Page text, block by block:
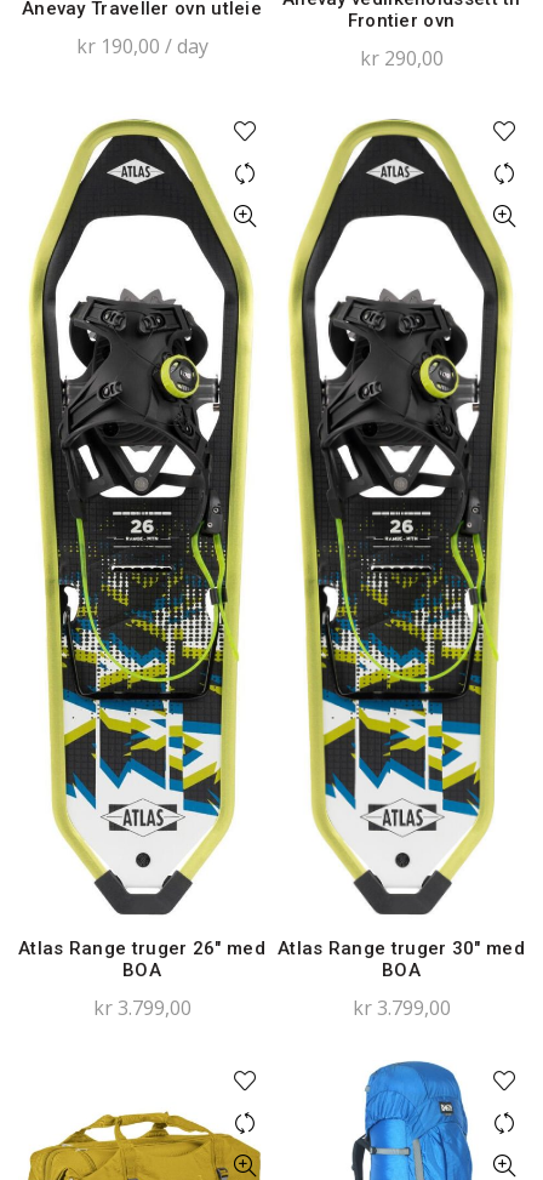
Anevay Traveller ovn utleie
kr190,00 / day
Frontier ovn
kr290,00
Atlas Range truger 26″ med
BOA
kr3.799,00
Atlas Range truger 30″ med
BOA
kr3.799,00